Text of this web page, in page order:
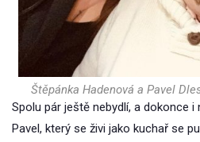
Štěpánka Hadenová a Pavel
Spolu pár ještě nebydlí, a dokonce i
Pavel, který se živi jako kuchař se